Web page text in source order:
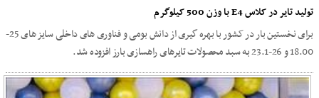
تولید تایر در کلاس E4 با وزن 500 کیلوگرم
برای نخستین بار در کشور با بهره گیری از دانش بومی و فناوری های داخلی سایز های 25-
18.00 و 26-23.1 به سبد محصولات تایرهای راهسازی بارز افزوده شد.